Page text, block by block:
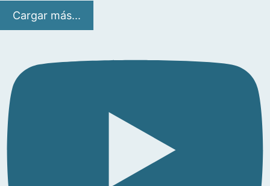
Cargar más...